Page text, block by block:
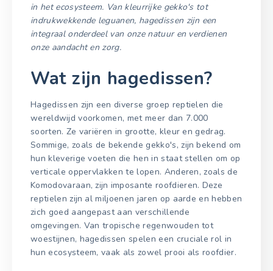
in het ecosysteem. Van kleurrijke gekko's tot
indrukwekkende leguanen, hagedissen zijn een
integraal onderdeel van onze natuur en verdienen
onze aandacht en zorg.
Wat zijn hagedissen?
Hagedissen zijn een diverse groep reptielen die
wereldwijd voorkomen, met meer dan 7.000
soorten. Ze variëren in grootte, kleur en gedrag.
Sommige, zoals de bekende gekko's, zijn bekend om
hun kleverige voeten die hen in staat stellen om op
verticale oppervlakken te lopen. Anderen, zoals de
Komodovaraan, zijn imposante roofdieren. Deze
reptielen zijn al miljoenen jaren op aarde en hebben
zich goed aangepast aan verschillende
omgevingen. Van tropische regenwouden tot
woestijnen, hagedissen spelen een cruciale rol in
hun ecosysteem, vaak als zowel prooi als roofdier.